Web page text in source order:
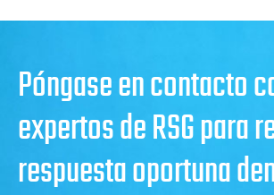
Póngase en contacto
expertos de RSG para
respuesta oportuna